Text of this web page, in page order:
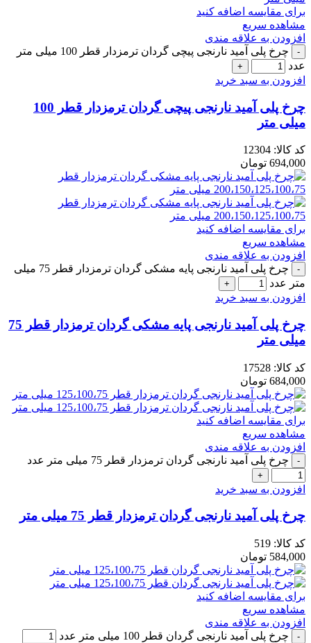
برای مقایسه اضافه کنید
مشاهده سریع
افزودن به علاقه مندی
چرخ پلی آمید نارنجی پیچی گردان ترمزدار قطر 100 میلی متر
عدد
افزودن به سبد خرید
چرخ پلی آمید نارنجی پیچی گردان ترمزدار قطر 100
میلی متر
کد کالا: 12304
694,000 تومان
برای مقایسه اضافه کنید
مشاهده سریع
افزودن به علاقه مندی
چرخ پلی آمید نارنجی پایه مشکی گردان ترمزدار قطر 75 میلی
متر عدد
افزودن به سبد خرید
چرخ پلی آمید نارنجی پایه مشکی گردان ترمزدار قطر 75
میلی متر
کد کالا: 17528
684,000 تومان
برای مقایسه اضافه کنید
مشاهده سریع
افزودن به علاقه مندی
چرخ پلی آمید نارنجی گردان ترمزدار قطر 75 میلی متر عدد
افزودن به سبد خرید
چرخ پلی آمید نارنجی گردان ترمزدار قطر 75 میلی متر
کد کالا: 519
584,000 تومان
برای مقایسه اضافه کنید
مشاهده سریع
افزودن به علاقه مندی
چرخ پلی آمید نارنجی گردان قطر 100 میلی متر عدد